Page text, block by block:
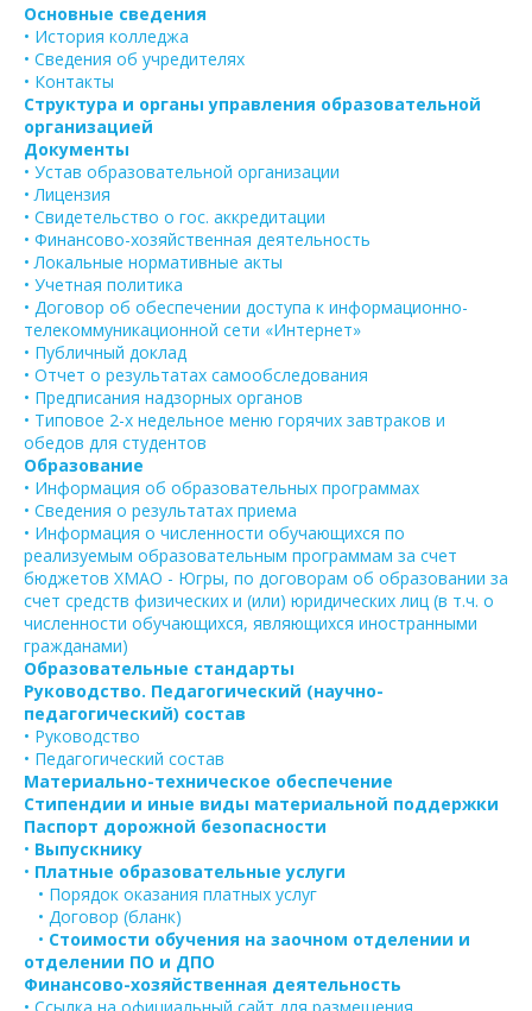
Основные сведения
• История колледжа
• Сведения об учредителях
• Контакты
Структура и органы управления образовательной
организацией
Документы
• Устав образовательной организации
• Лицензия
• Свидетельство о гос. аккредитации
• Финансово-хозяйственная деятельность
• Локальные нормативные акты
• Учетная политика
• Договор об обеспечении доступа к информационно-
телекоммуникационной сети «Интернет»
• Публичный доклад
• Отчет о результатах самообследования
• Предписания надзорных органов
• Типовое 2-х недельное меню горячих завтраков и
обедов для студентов
Образование
• Информация об образовательных программах
• Сведения о результатах приема
• Информация о численности обучающихся по
реализуемым образовательным программам за счет
бюджетов ХМАО - Югры, по договорам об образовании за
счет средств физических и (или) юридических лиц (в т.ч. о
численности обучающихся, являющихся иностранными
гражданами)
Образовательные стандарты
Руководство. Педагогический (научно-
педагогический) состав
• Руководство
• Педагогический состав
Материально-техническое обеспечение
Стипендии и иные виды материальной поддержки
Паспорт дорожной безопасности
• Выпускнику
• Платные образовательные услуги
• Порядок оказания платных услуг
• Договор (бланк)
• Стоимости обучения на заочном отделении и
отделении ПО и ДПО
Финансово-хозяйственная деятельность
• Ссылка на официальный сайт для размещения